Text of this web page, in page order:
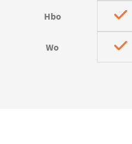
Hbo
Wo